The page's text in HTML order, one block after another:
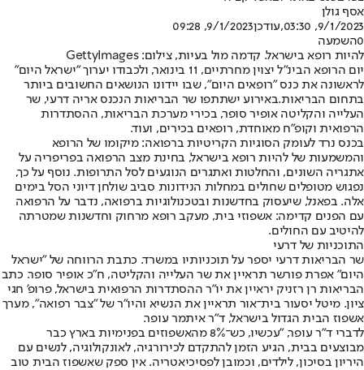
אסף גולן
9/1/2023, 03:30
,עודכן9/1/2023, 09:28
0השמעה
להיות רופא בישראל. קדמה מול בעיות, צילום: GettyImages
יום הרופא הבינ"ל יצוין מחרתיים, 11 בינואר, ולכבודו יערוך "ישראל היום"
לראשונה את כנס "רופאים היום", שבו יידונו הנושאים החשובים ביותר
בתחום הבריאות.באירוע ישתתפו שר הבריאות הנכנס אריה דרעי, שר
העלייה והקליטה אופיר סופר, בכירי מערכת הבריאות, ההסתדרות
הרפואית וקופ"ח מאוחדת, רופאים בכירים, ועוד.
בכנס נרד לעומק הסוגיות הקריטיות ברפואה: מיקומו של הרופא
והמשמעות של להיות רופא בישראל, בחינת מצב הרפואה בפריפריה על
אתגריה השונים, והחלטות ואתגרים הנוגעים לסל התרופות. נוסף על כך,
נפגוש מטופלים שחולים במחלות הנידונות סביב שולחן דיוני הסל בימים
אלה. בפאנל, שיעסוק בחדשנות ובטכנולוגיות ברפואה, נדבר על הרפואה
עם הפנים קדימה: אשפוזי בית, מעקב רופא מרחוק וחדשנות שמטרתה
להיטיב עם החולים.
התוכניות של דרעי
שר הבריאות דרעי יספר על תוכניותיו במשרד. כתבת הרווחה של "ישראל
היום" אפרת פורשר תראיין את שר העלייה והקליטה, ח"כ אופיר סופר. כתב
הבריאות רן רזניק יראיין את יו"ר ההסתדרות הרפואית בישראל, פרופ' חגי
ציון. מיטל יסעור בית־אור תראיין את הנשיא והיו"ר של "צבר רפואה", מערך
אשפוז הבית הגדול בישראל, ד"ר איתמר עופר.
לדברי ד"ר עופר, "עכשיו, כש־8% מהאשפוזים בפנימיות בארץ כבר
מבוצעים בבית, הגיע הזמן להתקדם לכירורגיה, לאונקולוגיה, לנשים עם
היריון בסיכון, לילדים, וכמובן לפסיכיאטריה. אין ספק שאשפוז הבית טוב